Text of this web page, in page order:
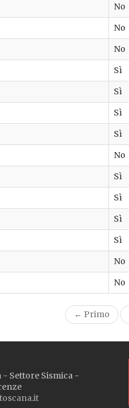
No
No
No
Sì
Sì
Sì
Sì
No
Sì
Sì
Sì
Sì
No
No
← Primo
- Settore Sismica -